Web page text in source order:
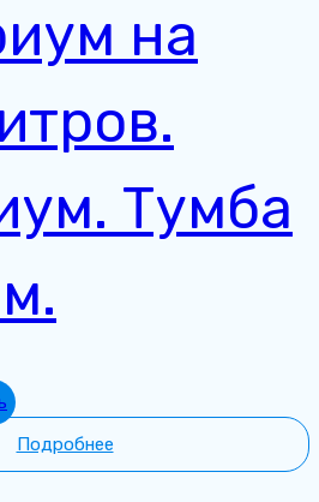
на
Тумба
Подробнее